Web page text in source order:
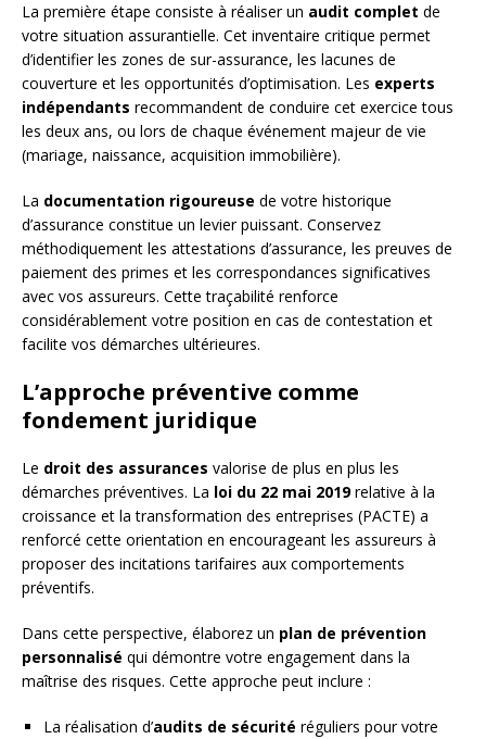
La première étape consiste à réaliser un audit complet de
votre situation assurantielle. Cet inventaire critique permet
d’identifier les zones de sur-assurance, les lacunes de
couverture et les opportunités d’optimisation. Les experts
indépendants recommandent de conduire cet exercice tous
les deux ans, ou lors de chaque événement majeur de vie
(mariage, naissance, acquisition immobilière).
La documentation rigoureuse de votre historique
d’assurance constitue un levier puissant. Conservez
méthodiquement les attestations d’assurance, les preuves de
paiement des primes et les correspondances significatives
avec vos assureurs. Cette traçabilité renforce
considérablement votre position en cas de contestation et
facilite vos démarches ultérieures.
L’approche préventive comme
fondement juridique
Le droit des assurances valorise de plus en plus les
démarches préventives. La loi du 22 mai 2019relative à la
croissance et la transformation des entreprises (PACTE) a
renforcé cette orientation en encourageant les assureurs à
proposer des incitations tarifaires aux comportements
préventifs.
Dans cette perspective, élaborez un plan de prévention
personnalisé qui démontre votre engagement dans la
maîtrise des risques. Cette approche peut inclure :
La réalisation d’audits de sécurité réguliers pour votre